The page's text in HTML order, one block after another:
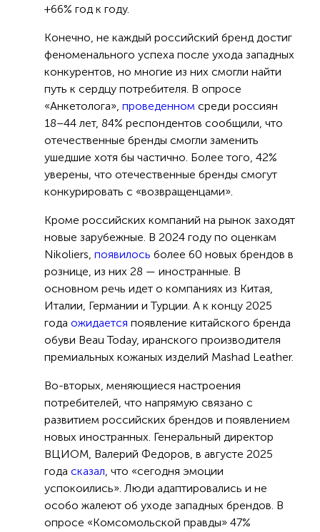
+66% год к году.
Конечно, не каждый российский бренд достиг
феноменального успеха после ухода западных
конкурентов, но многие из них смогли найти
путь к сердцу потребителя. В опросе
«Анкетолога», проведенном среди россиян
18–44 лет, 84% респондентов сообщили, что
отечественные бренды смогли заменить
ушедшие хотя бы частично. Более того, 42%
уверены, что отечественные бренды смогут
конкурировать с «возвращенцами».
Кроме российских компаний на рынок заходят
новые зарубежные. В 2024 году по оценкам
Nikoliers, появилось более 60 новых брендов в
рознице, из них 28 — иностранные. В
основном речь идет о компаниях из Китая,
Италии, Германии и Турции. А к концу 2025
года ожидается появление китайского бренда
обуви Beau Today, иранского производителя
премиальных кожаных изделий Mashad Leather.
Во-вторых, меняющиеся настроения
потребителей, что напрямую связано с
развитием российских брендов и появлением
новых иностранных. Генеральный директор
ВЦИОМ, Валерий Федоров, в августе 2025
года сказал, что «сегодня эмоции
успокоились». Люди адаптировались и не
особо жалеют об уходе западных брендов. В
опросе «Комсомольской правды» 47%